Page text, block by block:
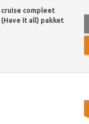
compleet
it all) pakket